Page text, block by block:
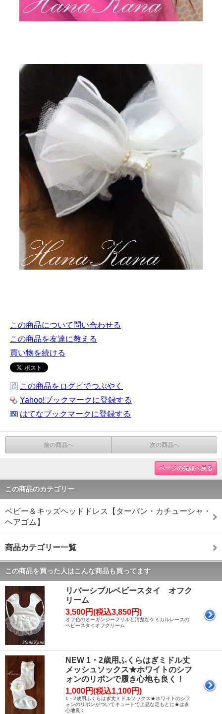
この商品について問い合わせる
この商品を友達に教える
買い物を続ける
この商品をログピでつぶやく
Yahoo!ブックマークに登録する
はてなブックマークに登録する
前の商品へ 次の商品へ
ページの先頭へ戻る
この商品のカテゴリー
ベビー＆キッズヘッドドレス【ターバン・カチューシャ・
ヘアゴム】
商品カテゴリー一覧
この商品を買った人はこんな商品も買ってます
リバーシブルベビースタイ オフク
リーム
3,500円(税込3,850円)
オフ色のオーガンジーフリルと清楚なケミカルレースの
ベビースタイオフクリーム
NEW 1・2歳用ふくらはぎミドル丈
メッシュソックス★ホワイトのシフ
ォンのリボンで履き心地も良く！
1,000円(税込1,100円)
1・2歳用ふくらはぎ丈ミドルソックス★ホワイトのシフ
ォンのリボンがついてキュートで上品な足もとに★はき
心地良く